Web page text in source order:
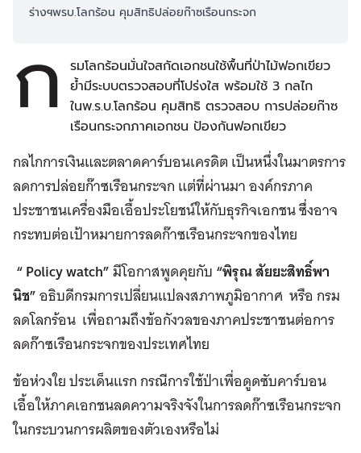
ร่างฯพรบ.โลกร้อน คุมสิทธิปล่อยก๊าซเรือนกระจก
ก
รมโลกร้อนมั่นใจสกัดเอกชนใช้พื้นที่ป่าไม้ฟอกเขียว
ย้ำมีระบบตรวจสอบที่โปร่งใส พร้อมใช้ 3 กลไก
ในพ.ร.บ.โลกร้อน คุมสิทธิ ตรวจสอบ การปล่อยก๊าซ
เรือนกระจกภาคเอกชน ป้องกันฟอกเขียว
กลไกการเงินและตลาดคาร์บอนเครดิต เป็นหนึ่งในมาตรการ
ลดการปล่อยก๊าซเรือนกระจก แต่ที่ผ่านมา องค์กรภาค
ประชาชนเครื่องมือเอื้อประโยชน์ให้กับธุรกิจเอกชน ซึ่งอาจ
กระทบต่อเป้าหมายการลดก๊าซเรือนกระจกของไทย
“Policy watch”มีโอกาสพูดคุยกับ“พิรุณ สัยยะสิทธิ์พา
นิช”อธิบดีกรมการเปลี่ยนแปลงสภาพภูมิอากาศ หรือ กรม
ลดโลกร้อน เพื่อถามถึงข้อกังวลของภาคประชาชนต่อการ
ลดก๊าซเรือนกระจกของประเทศไทย
ข้อห่วงใย ประเด็นแรก กรณีการใช้ป่าเพื่อดูดซับคาร์บอน
เอื้อให้ภาคเอกชนลดความจริงจังในการลดก๊าซเรือนกระจก
ในกระบวนการผลิตของตัวเองหรือไม่